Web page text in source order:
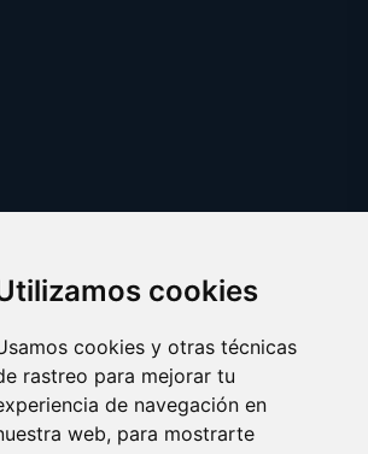
cookies
cookies y otras técnicas
rastreo para mejorar tu
de navegación en
web, para mostrarte
cookies preferences
© 2025 claveles.es